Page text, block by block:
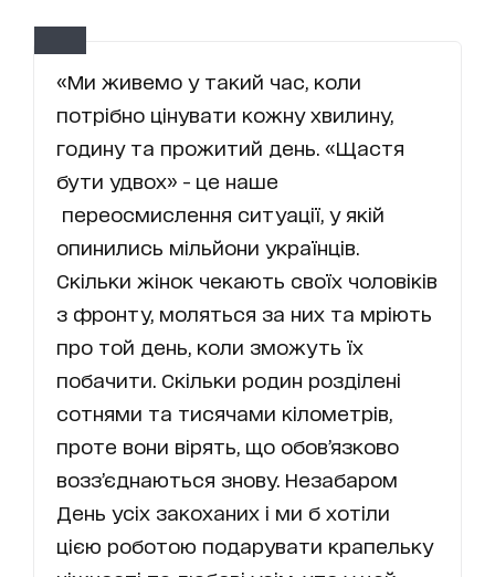
«Ми живемо у такий час, коли
потрібно цінувати кожну хвилину,
годину та прожитий день. «Щастя
бути удвох» - це наше
переосмислення ситуації, у якій
опинились мільйони українців.
Скільки жінок чекають своїх чоловіків
з фронту, моляться за них та мріють
про той день, коли зможуть їх
побачити. Скільки родин розділені
сотнями та тисячами кілометрів,
проте вони вірять, що обов’язково
возз’єднаються знову. Незабаром
День усіх закоханих і ми б хотіли
цією роботою подарувати крапельку